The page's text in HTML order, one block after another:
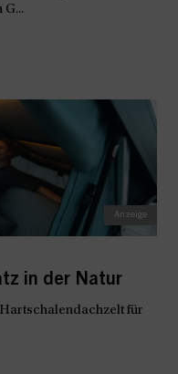
G...
in der Natur
für